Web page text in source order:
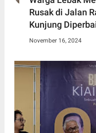
Rusak di Jalan
Kunjung
November 16, 2024